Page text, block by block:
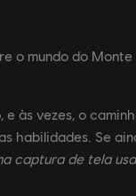
o mundo do
às vezes, o
habilidades. Se
captura de tela